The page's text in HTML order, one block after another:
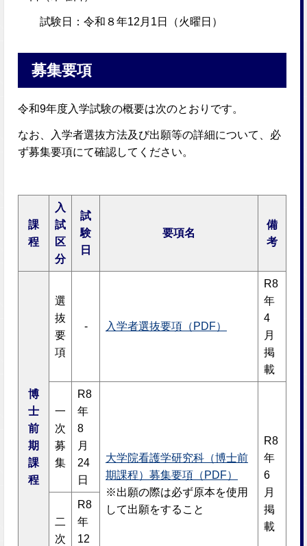
試験日：令和８年12月1日（火曜日）
募集要項
令和9年度入学試験の概要は次のとおりです。
なお、入学者選抜方法及び出願等の詳細について、必
ず募集要項にて確認してください。
課
程
入
試
区
分
試
験
日
要項名
備
考
博
士
前
期
課
程
選
抜
要
項
- 入学者選抜要項（PDF）
R8
年
4
月
掲
載
一
次
募
集
R8
年
8
月
24
日
大学院看護学研究科（博士前
期課程）募集要項（PDF）
※出願の際は必ず原本を使用
して出願をすること
R8
年
6
月
掲
載
二
次
R8
年
12